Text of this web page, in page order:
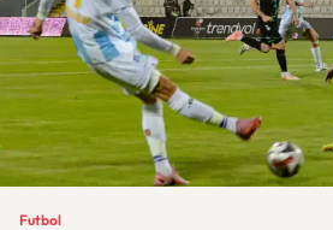
Futbol